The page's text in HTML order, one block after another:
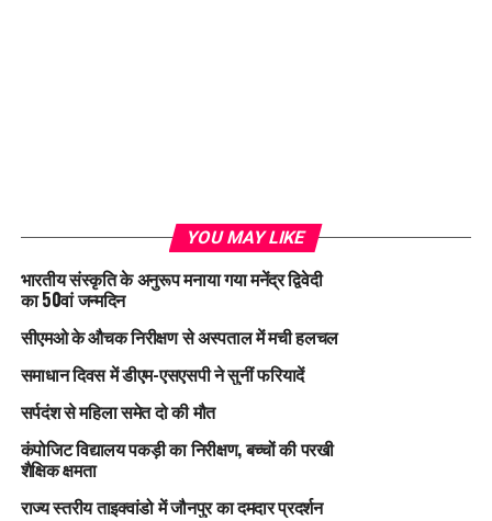
YOU MAY LIKE
भारतीय संस्कृति के अनुरूप मनाया गया मनेंद्र द्विवेदी
का 50वां जन्मदिन
सीएमओ के औचक निरीक्षण से अस्पताल में मची हलचल
समाधान दिवस में डीएम-एसएसपी ने सुनीं फरियादें
सर्पदंश से महिला समेत दो की मौत
कंपोजिट विद्यालय पकड़ी का निरीक्षण, बच्चों की परखी
शैक्षिक क्षमता
राज्य स्तरीय ताइक्वांडो में जौनपुर का दमदार प्रदर्शन